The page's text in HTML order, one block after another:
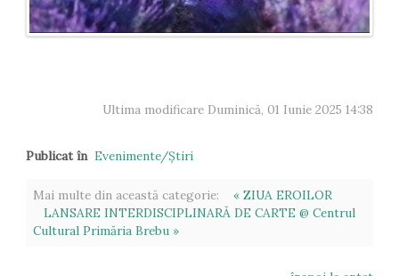
Ultima modificare Duminică, 01 Iunie 2025 14:38
Publicat în Evenimente/Ştiri
Mai multe din această categorie:
« ZIUA EROILOR
LANSARE INTERDISCIPLINARĂ DE CARTE @ Centrul
Cultural Primăria Brebu »